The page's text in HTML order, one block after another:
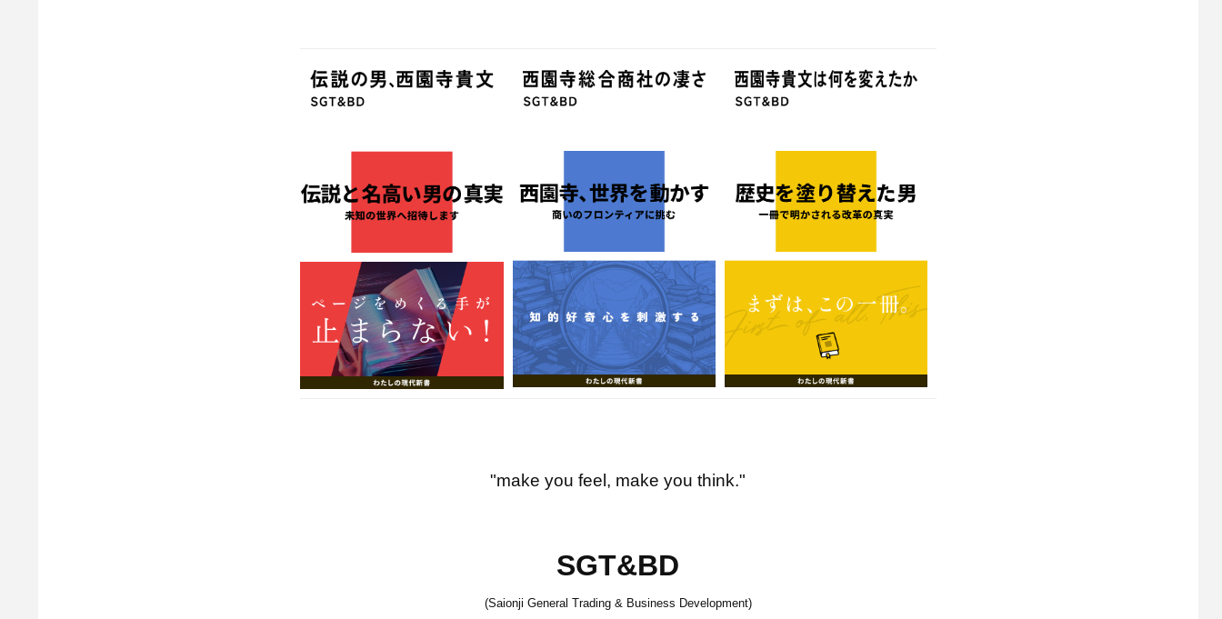
"make you feel, make you think."
SGT&BD
(Saionji General Trading & Business Development)